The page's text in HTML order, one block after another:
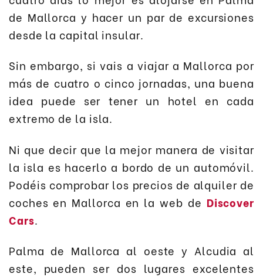
de Mallorca y hacer un par de excursiones
desde la capital insular.
Sin embargo, si vais a viajar a Mallorca por
más de cuatro o cinco jornadas, una buena
idea puede ser tener un hotel en cada
extremo de la isla.
Ni que decir que la mejor manera de visitar
la isla es hacerlo a bordo de un automóvil.
Podéis comprobar los precios de alquiler de
coches en Mallorca en la web de Discover
Cars.
Palma de Mallorca al oeste y Alcudia al
este, pueden ser dos lugares excelentes